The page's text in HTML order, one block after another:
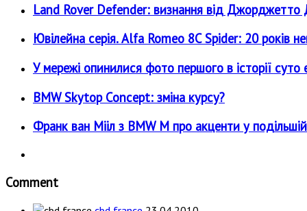
Land Rover Defender: визнання від
Ювілейна серія. Alfa Romeo 8C Spider: 20 років
У мережі опинилися фото першого в історії
BMW Skytop Concept: зміна курсу?
Франк ван Мііл з BMW M про акценти у подільшій
Comment